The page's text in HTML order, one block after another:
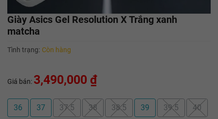
Giày Asics Gel Resolution X Trắng xanh
matcha
Tình trạng: Còn hàng
Giá bán: 3,490,000 ₫
36 37 37.5 38 38.5 39 39.5 40